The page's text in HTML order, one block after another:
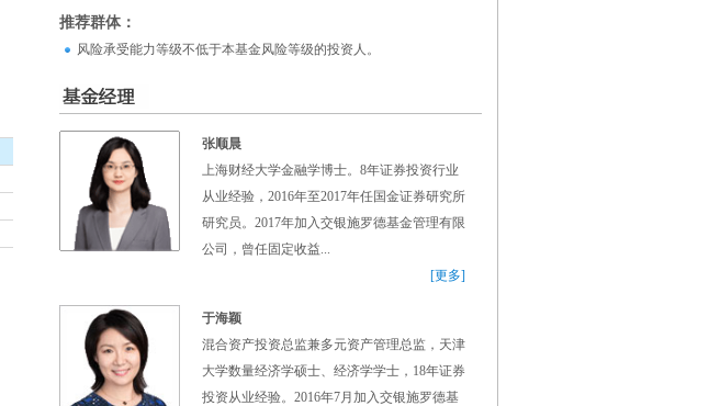
推荐群体：
风险承受能力等级不低于本基金风险等级的投资人。
张顺晨
上海财经大学金融学博士。8年证券投资行业
从业经验，2016年至2017年任国金证券研究所
研究员。2017年加入交银施罗德基金管理有限
公司，曾任固定收益...
[更多]
于海颖
混合资产投资总监兼多元资产管理总监，天津
大学数量经济学硕士、经济学学士，18年证券
投资从业经验。2016年7月加入交银施罗德基